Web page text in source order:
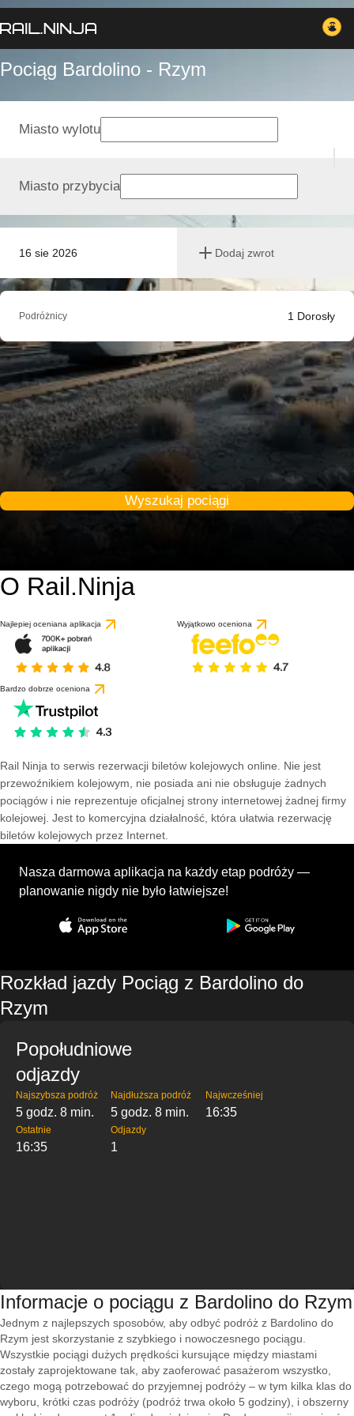
Pociąg Bardolino - Rzym
16 sie 2026 Dodaj zwrot
Miasto wylotu
Miasto przybycia
Podróżnicy 1 Dorosły
Wyszukaj pociągi
O Rail.Ninja
Najlepiej oceniana aplikacja Wyjątkowo oceniona
Bardzo dobrze oceniona
Rail Ninja to serwis rezerwacji biletów kolejowych online. Nie jest
przewoźnikiem kolejowym, nie posiada ani nie obsługuje żadnych
pociągów i nie reprezentuje oficjalnej strony internetowej żadnej firmy
kolejowej. Jest to komercyjna działalność, która ułatwia rezerwację
biletów kolejowych przez Internet.
Nasza darmowa aplikacja na każdy etap podróży —
planowanie nigdy nie było łatwiejsze!
Rozkład jazdy Pociąg z Bardolino do
Rzym
Popołudniowe
odjazdy
Najszybsza podróż
5 godz. 8 min.
Najdłuższa podróż
5 godz. 8 min.
Najwcześniej
16:35
Ostatnie
16:35
Odjazdy
1
Informacje o pociągu z Bardolino do Rzym
Jednym z najlepszych sposobów, aby odbyć podróż z Bardolino do
Rzym jest skorzystanie z szybkiego i nowoczesnego pociągu.
Wszystkie pociągi dużych prędkości kursujące między miastami
zostały zaprojektowane tak, aby zaoferować pasażerom wszystko,
czego mogą potrzebować do przyjemnej podróży – w tym kilka klas do
wyboru, krótki czas podróży (podróż trwa około 5 godziny), i obszerny